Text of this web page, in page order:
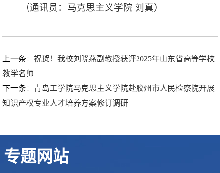
（通讯员：马克思主义学院 刘真）
上一条： 祝贺！我校刘晓燕副教授获评2025年山东省高等学校
教学名师
下一条： 青岛工学院马克思主义学院赴胶州市人民检察院开展
知识产权专业人才培养方案修订调研
专题网站